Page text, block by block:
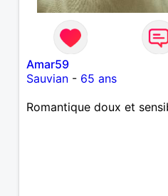
Amar59
Sauvian- 65 ans
Romantique doux et